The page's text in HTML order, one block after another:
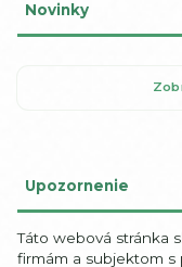
Novinky
Upozornenie
Táto webová stránka
firmám a subjektom s